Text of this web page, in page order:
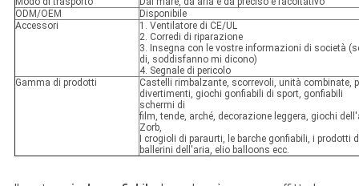
ODM/OEM
Disponibile
Accessori
1. Ventilatore di CE/UL
2. Corredi di riparazione
3. Insegna con le vostre informazioni di società
di, soddisfanno mi dicono)
4. Segnale di pericolo
Gamma di prodotti
Castelli rimbalzante, scorrevoli, unità combinate,
divertimenti, giochi gonfiabili di sport, gonfiabili
schermi di
film, tende, arché, decorazione leggera, giochi
Zorb,
I crogioli di paraurti, le barche gonfiabili, i prodotti
ballerini dell'aria, elio balloons ecc.